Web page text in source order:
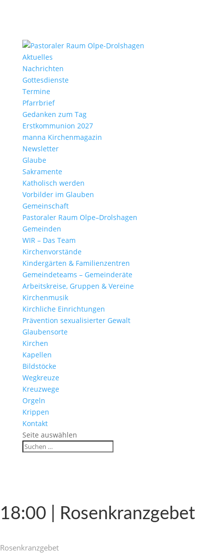
Aktu­elles
Nach­richten
Gottes­dienste
Termine
Pfarr­brief
Gedanken zum Tag
Erst­kom­mu­nion 2027
manna Kirchen­ma­gazin
News­letter
Glaube
Sakra­mente
Katho­lisch werden
Vorbilder im Glauben
Gemein­schaft
Pasto­raler Raum Olpe–Drolshagen
Gemeinden
WIR – Das Team
Kirchen­vor­stände
Kinder­gärten & Familienzentren
Gemein­de­teams – Gemeinderäte
Arbeits­kreise, Gruppen & Vereine
Kirchen­musik
Kirch­liche Einrichtungen
Präven­tion sexua­li­sierter Gewalt
Glau­ben­s­orte
Kirchen
Kapellen
Bild­stöcke
Wegkreuze
Kreuz­wege
Orgeln
Krippen
Kontakt
Seite auswählen
18:00 | Rosenkranzgebet
Rosen­kranz­gebet